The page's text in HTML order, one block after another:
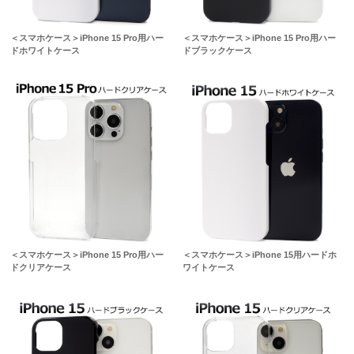
＜スマホケース＞iPhone 15 Pro用ハー
ドホワイトケース
＜スマホケース＞iPhone 15 Pro用ハー
ドブラックケース
＜スマホケース＞iPhone 15 Pro用ハー
ドクリアケース
＜スマホケース＞iPhone 15用ハードホ
ワイトケース